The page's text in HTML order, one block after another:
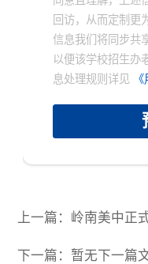
回访，从而定制更
信息我们将同步共
以便该学校招生办
息处理规则详见
下一篇：暂无下一篇